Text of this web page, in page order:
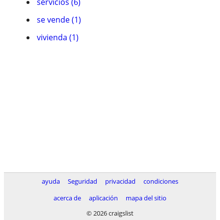
se vende (1)
vivienda (1)
ayuda Seguridad privacidad
condiciones
acerca de
aplicación
mapa del sitio
© 2026 craigslist